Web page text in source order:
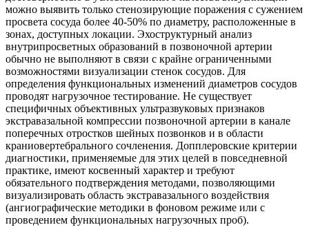
можно выявить только стенозирующие поражения с сужением
просвета сосуда более 40-50% по диаметру, расположенные в
зонах, доступных локации. Эхоструктурный анализ
внутрипросветных образований в позвоночной артерии
обычно не выполняют в связи с крайне ограниченными
возможностями визуализации стенок сосудов. Для
определения функциональных изменений диаметров сосудов
проводят нагрузочное тестирование. Не существует
специфичных объективных ультразвуковых признаков
экстравазальной компрессии позвоночной артерии в канале
поперечных отростков шейных позвонков и в области
краниовертебрального сочленения. Допплеровские критерии
диагностики, применяемые для этих целей в повседневной
практике, имеют косвенный характер и требуют
обязательного подтверждения методами, позволяющими
визуализировать область экстравазального воздействия
(ангиографические методики в фоновом режиме или с
проведением функциональных нагрузочных проб).